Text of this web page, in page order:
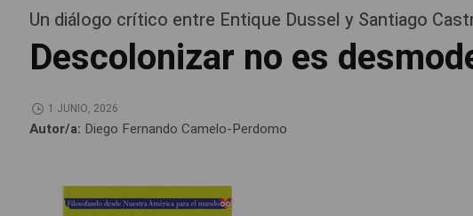
Un diálogo crítico entre Entique Dussel y Santiago
Descolonizar no es
1 JUNIO, 2026
Autor/a: Diego Fernando Camelo-Perdomo